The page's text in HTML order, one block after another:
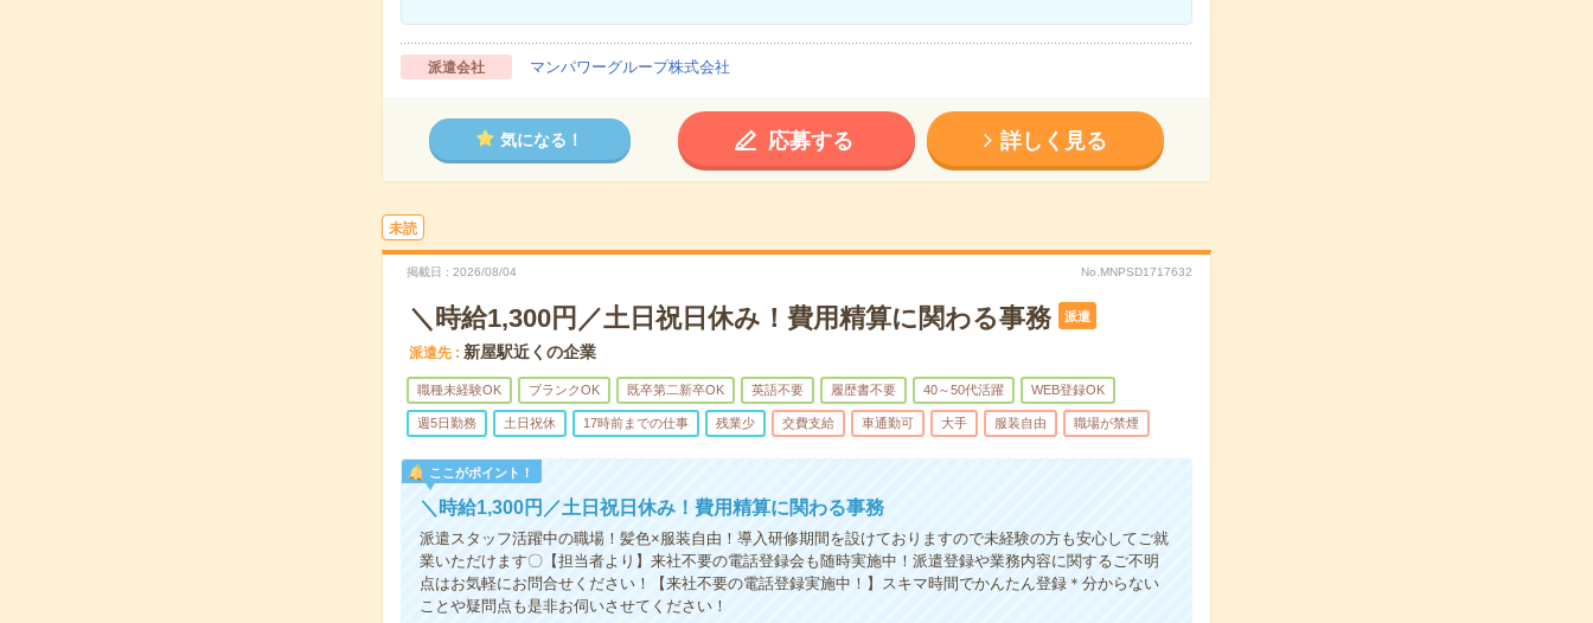
派遣会社 マンパワーグループ株式会社
気になる！ 応募する 詳しく見る
未読
掲載日 2026/08/04 No.MNPSD1717632
＼時給1,300円／土日祝日休み！費用精算に関わる事務 派遣
派遣先 新屋駅近くの企業
職種未経験OK ブランクOK 既卒第二新卒OK 英語不要 履歴書不要 40～50代活躍 WEB登録OK
週5日勤務 土日祝休 17時前までの仕事 残業少 交費支給 車通勤可 大手 服装自由 職場が禁煙
ここがポイント！
＼時給1,300円／土日祝日休み！費用精算に関わる事務
派遣スタッフ活躍中の職場！髪色×服装自由！導入研修期間を設けておりますので未経験の方も安心してご就
業いただけます〇【担当者より】来社不要の電話登録会も随時実施中！派遣登録や業務内容に関するご不明
点はお気軽にお問合せください！【来社不要の電話登録実施中！】スキマ時間でかんたん登録＊分からない
ことや疑問点も是非お伺いさせてください！